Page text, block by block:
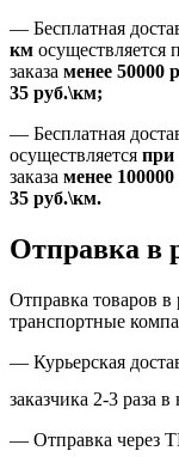
— Бесплатная
км осуществляется
заказа менее 50000
35 руб.\км;
— Бесплатная
осуществляется при
заказа менее 100000
35 руб.\км.
Отправка в
Отправка товаров в
транспортные
— Курьерская
заказчика 2-3 раза
— Отправка через